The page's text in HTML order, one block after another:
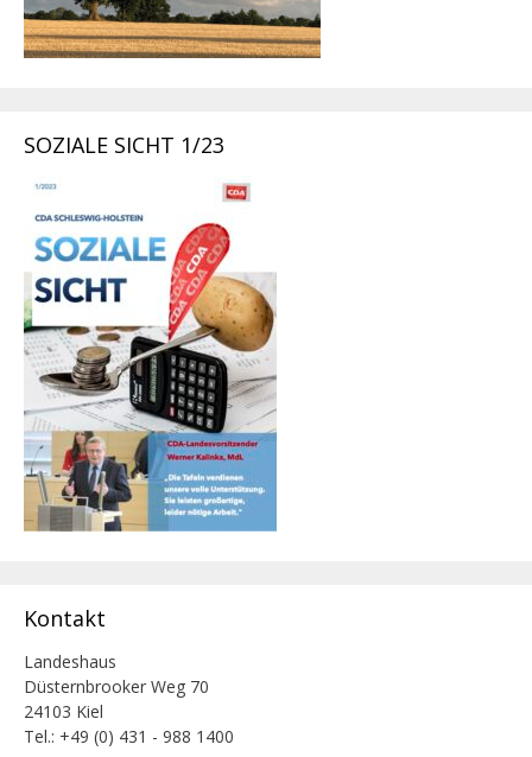
SOZIALE SICHT 1/23
Kontakt
Landeshaus
Düsternbrooker Weg 70
24103 Kiel
Tel.: +49 (0) 431 - 988 1400